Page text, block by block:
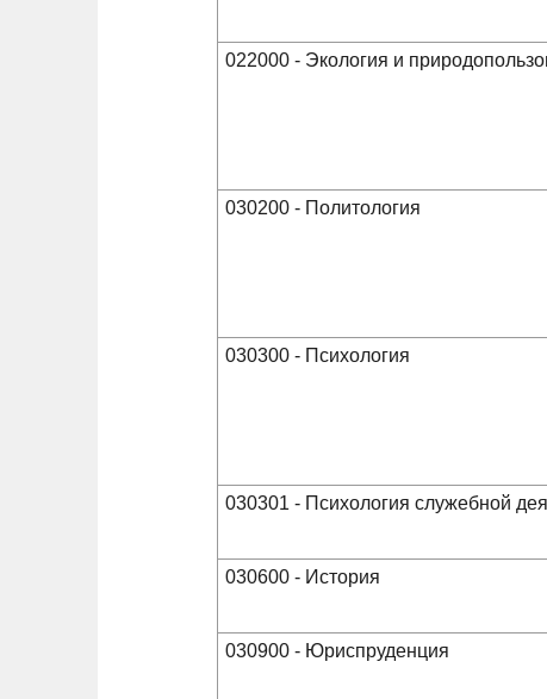
022000 - Экология и
030200 - Политология
030300 - Психология
030301 - Психология служебной
030600 - История
030900 - Юриспруденция